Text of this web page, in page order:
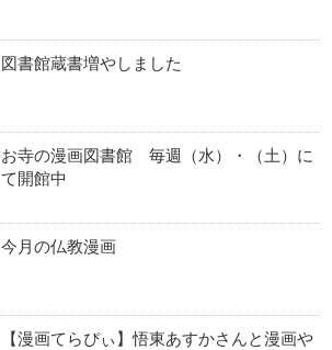
図書館蔵書増やしました
お寺の漫画図書館 毎週（水）・（土）に
て開館中
今月の仏教漫画
【漫画てらぴぃ】悟東あすかさんと漫画や